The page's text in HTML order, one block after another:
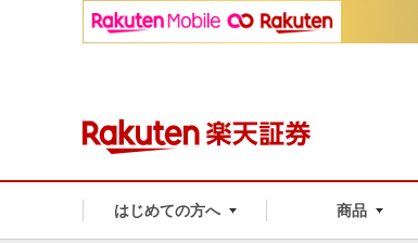
はじめての方へ 商品